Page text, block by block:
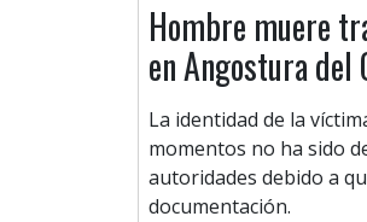
Hombre muere
en Angostura del
La identidad de la
momentos no ha sido
autoridades debido a
documentación.